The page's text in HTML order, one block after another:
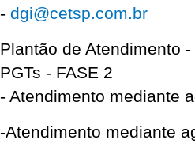
- dgi@cetsp.com.br
Plantão de Atendimento
PGTs - FASE 2
- Atendimento mediante
-Atendimento mediante